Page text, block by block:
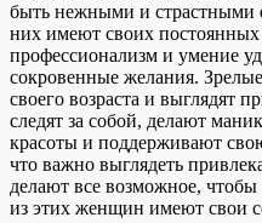
быть нежными и страстными
них имеют своих
профессионализм и умение
сокровенные желания.
своего возраста и выглядят
следят за собой, делают
красоты и поддерживают
что важно выглядеть
делают все возможное,
из этих женщин имеют свои